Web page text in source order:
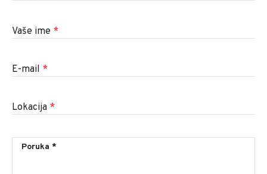
Vaše ime *
E-mail *
Lokacija *